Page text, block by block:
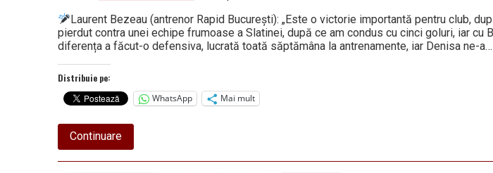
Laurent Bezeau (antrenor Rapid București): „Este o victorie importantă pentru club,
pierdut contra unei echipe frumoase a Slatinei, după ce am condus cu cinci goluri, iar cu
diferența a făcut-o defensiva, lucrată toată săptămâna la antrenamente, iar Denisa ne-a…
Distribuie pe:
WhatsApp
Mai mult
Continuareabout
LIGA
FLORILOR,